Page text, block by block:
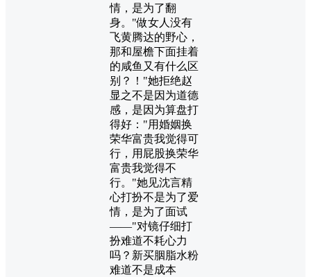
情，是为了翻
身。"做女人没有
飞黄腾达的野心，
那和屋檐下面挂着
的咸鱼又有什么区
别？！"她拒绝赵
显之不是因为道德
感，是因为算盘打
得好："用婚姻换
荣华富贵我觉得可
行，用屁股换荣华
富贵我觉得不
行。"她见沈言精
心打扮不是为了爱
情，是为了面试
——"对镜仔细打
扮难道不耗心力
吗？新买胭脂水粉
难道不是成本